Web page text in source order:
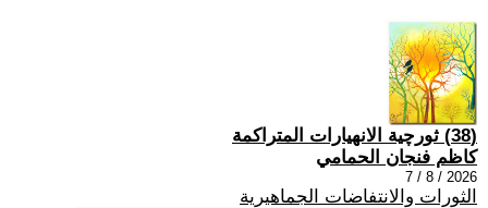
(38) ثورچية الانهيارات المتراكمة
كاظم فنجان الحمامي
2026 / 8 / 7
الثورات والانتفاضات الجماهيرية